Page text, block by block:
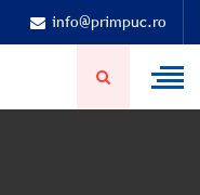
info@primpuc.ro